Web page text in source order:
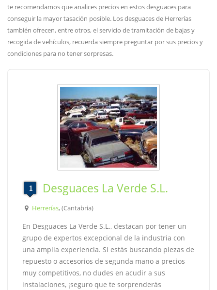
te recomendamos que analices precios en estos desguaces para
conseguir la mayor tasación posible. Los desguaces de Herrerías
también ofrecen, entre otros, el servicio de tramitación de bajas y
recogida de vehículos, recuerda siempre preguntar por sus precios y
condiciones para no tener sorpresas.
Desguaces La Verde S.L.
Herrerías, (Cantabria)
En Desguaces La Verde S.L., destacan por tener un
grupo de expertos excepcional de la industria con
una amplia experiencia. Si estás buscando piezas de
repuesto o accesorios de segunda mano a precios
muy competitivos, no dudes en acudir a sus
instalaciones, ¡seguro que te sorprenderás